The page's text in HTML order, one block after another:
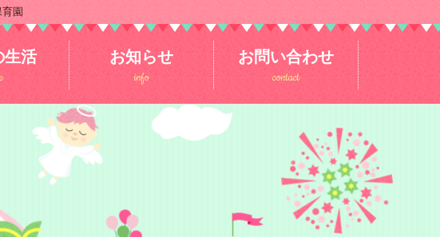
園
生活 お知らせ
info
お問い合わせ
contact